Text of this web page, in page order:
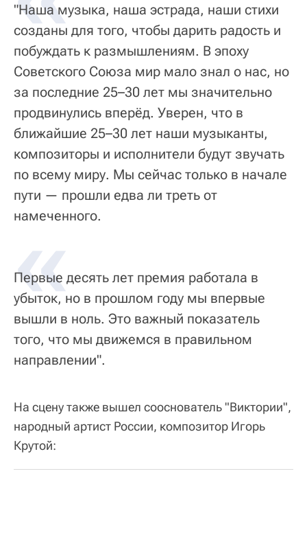
"Наша музыка, наша эстрада, наши стихи
созданы для того, чтобы дарить радость и
побуждать к размышлениям. В эпоху
Советского Союза мир мало знал о нас, но
за последние 25–30 лет мы значительно
продвинулись вперёд. Уверен, что в
ближайшие 25–30 лет наши музыканты,
композиторы и исполнители будут звучать
по всему миру. Мы сейчас только в начале
пути — прошли едва ли треть от
намеченного.
«
Первые десять лет премия работала в
убыток, но в прошлом году мы впервые
вышли в ноль. Это важный показатель
того, что мы движемся в правильном
направлении".
На сцену также вышел сооснователь "Виктории",
народный артист России, композитор Игорь
Крутой: